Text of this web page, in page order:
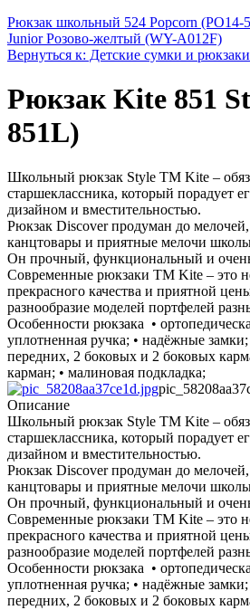
Рюкзак школьный 524 Popcorn (PO14-
Junior Розово-желтый (WY-A012F)
Вернуться к: Детские сумки и рюкзаки
Рюкзак Kite 851
851L)
Школьный рюкзак Style ТМ Kite –
старшеклассника, который порадует
дизайном и вместительностью.
Рюкзак Discover продуман до
канцтовары и приятные мелочи
Он прочный, функциональный и
Современные рюкзаки ТМ Kite – это
прекрасного качества и приятной
разнообразие моделей портфелей
Особенности рюкзака •
уплотненная ручка; • надёжные замки;
передних, 2 боковых и 2 боковых
карман; • малиновая подкладка;
Описание
Школьный рюкзак Style ТМ Kite –
старшеклассника, который порадует
дизайном и вместительностью.
Рюкзак Discover продуман до
канцтовары и приятные мелочи
Он прочный, функциональный и
Современные рюкзаки ТМ Kite – это
прекрасного качества и приятной
разнообразие моделей портфелей
Особенности рюкзака •
уплотненная ручка; • надёжные замки;
передних, 2 боковых и 2 боковых